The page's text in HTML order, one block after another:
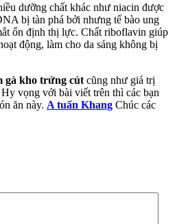
dưỡng chất khác như niacin được
bị tàn phá bởi nhưng tế bào ung
ổn định thị lực. Chất riboflavin giúp
động, làm cho da sáng không bị
gà kho trứng cút cũng như giá trị
vọng với bài viết trên thì các bạn
ăn này. A tuấn Khang Chúc các